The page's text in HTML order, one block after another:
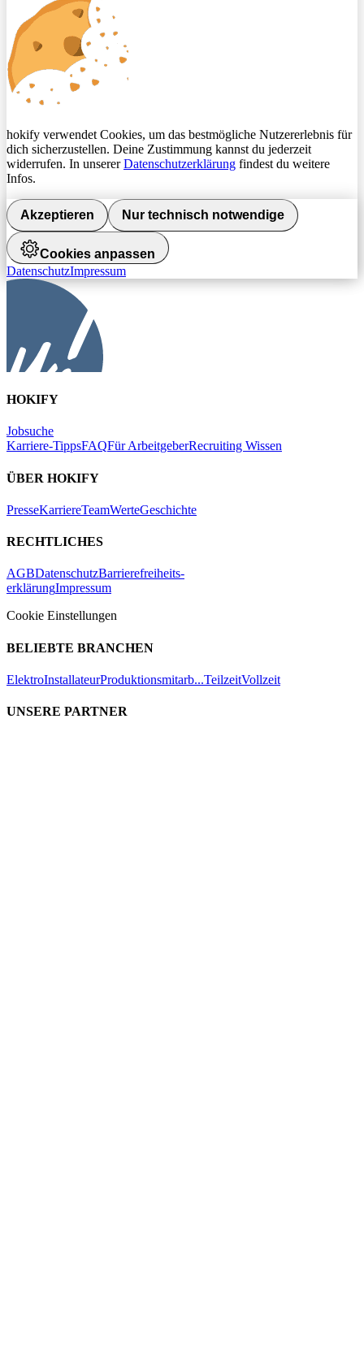
hokify verwendet Cookies, um das bestmögliche Nutzererlebnis für
dich sicherzustellen. Deine Zustimmung kannst du jederzeit
widerrufen. In unsererDatenschutzerklärung findest du weitere
Infos.
Akzeptieren Nur technisch notwendige
Cookies anpassen
DatenschutzImpressum
HOKIFY
Jobsuche
Karriere-TippsFAQFür ArbeitgeberRecruiting Wissen
ÜBER HOKIFY
PresseKarriereTeamWerteGeschichte
RECHTLICHES
AGBDatenschutzBarrierefreiheits-
erklärungImpressum
Cookie Einstellungen
BELIEBTE BRANCHEN
ElektroInstallateurProduktionsmitarb...TeilzeitVollzeit
UNSERE PARTNER